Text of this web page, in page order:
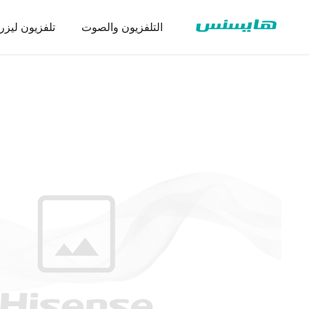
التلفزيون والصوت تلفزيون ليزر